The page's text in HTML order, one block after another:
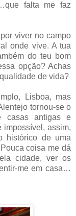
falta me faz
viver no campo
onde vive. A tua
do teu bom
opção? Achas
de vida?
Lisboa, mas
tornou-se o
casas antigas e
impossível, assim,
histórico de uma
coisa me dá
cidade, ver os
me em casa…